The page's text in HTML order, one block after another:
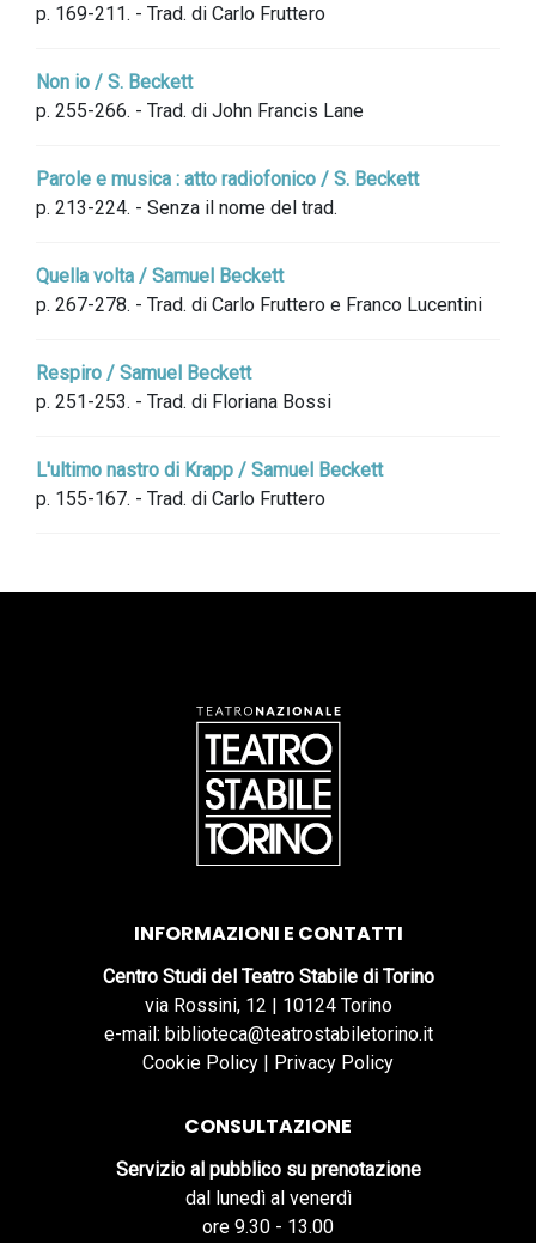
p. 169-211. - Trad. di Carlo Fruttero
Non io / S. Beckett
p. 255-266. - Trad. di John Francis Lane
Parole e musica : atto radiofonico / S. Beckett
p. 213-224. - Senza il nome del trad.
Quella volta / Samuel Beckett
p. 267-278. - Trad. di Carlo Fruttero e Franco Lucentini
Respiro / Samuel Beckett
p. 251-253. - Trad. di Floriana Bossi
L'ultimo nastro di Krapp / Samuel Beckett
p. 155-167. - Trad. di Carlo Fruttero
INFORMAZIONI E CONTATTI
Centro Studi del Teatro Stabile di Torino
via Rossini, 12 | 10124 Torino
e-mail: biblioteca@teatrostabiletorino.it
Cookie Policy | Privacy Policy
CONSULTAZIONE
Servizio al pubblico su prenotazione
dal lunedì al venerdì
ore 9.30 - 13.00